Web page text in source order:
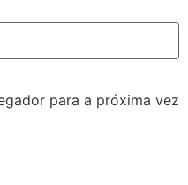
para a próxima vez